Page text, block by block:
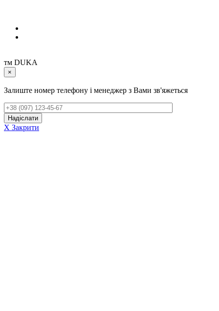
тм DUKA
×
Залиште номер телефону і менеджер з Вами зв'яжеться
X Закрити